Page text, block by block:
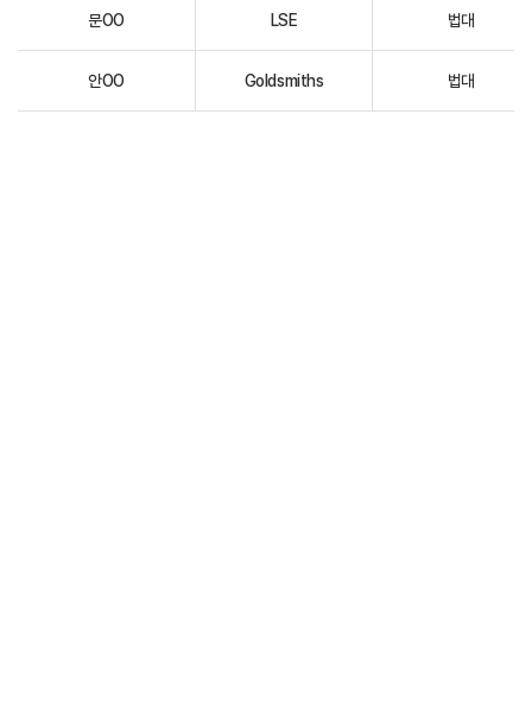
문OO LSE 법대
안OO Goldsmiths 법대